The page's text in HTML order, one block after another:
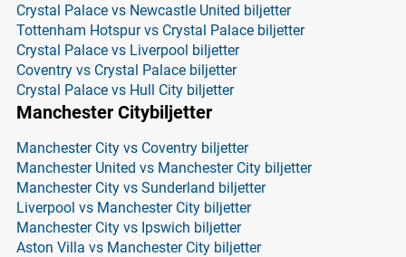
Crystal Palace vs Newcastle United biljetter
Tottenham Hotspur vs Crystal Palace biljetter
Crystal Palace vs Liverpool biljetter
Coventry vs Crystal Palace biljetter
Crystal Palace vs Hull City biljetter
Manchester Citybiljetter
Manchester City vs Coventry biljetter
Manchester United vs Manchester City biljetter
Manchester City vs Sunderland biljetter
Liverpool vs Manchester City biljetter
Manchester City vs Ipswich biljetter
Aston Villa vs Manchester City biljetter